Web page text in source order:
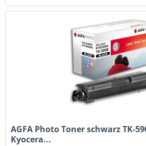
AGFA Photo Toner schwarz TK-
Kyocera...